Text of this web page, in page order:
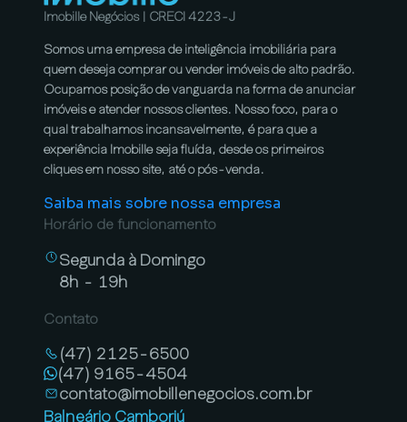
Imobille Negócios | CRECI 4223-J
Somos uma empresa de inteligência imobiliária para
quem deseja comprar ou vender imóveis de alto padrão.
Ocupamos posição de vanguarda na forma de anunciar
imóveis e atender nossos clientes. Nosso foco, para o
qual trabalhamos incansavelmente, é para que a
experiência Imobille seja fluída, desde os primeiros
cliques em nosso site, até o pós-venda.
Saiba mais sobre nossa empresa
Horário de funcionamento
Segunda à Domingo
8h - 19h
Contato
(47) 2125-6500
(47) 9165-4504
contato@imobillenegocios.com.br
Balneário Camboriú